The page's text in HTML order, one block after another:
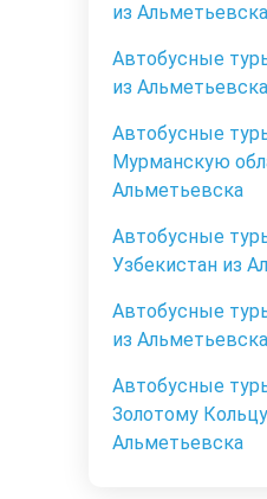
из Альметьевска
Автобусные
из Альметьевска
Автобусные
Мурманскую
Альметьевска
Автобусные
Узбекистан из
Автобусные
из Альметьевска
Автобусные
Золотому
Альметьевска